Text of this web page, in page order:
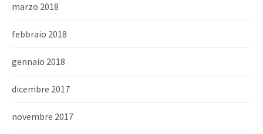
marzo 2018
febbraio 2018
gennaio 2018
dicembre 2017
novembre 2017